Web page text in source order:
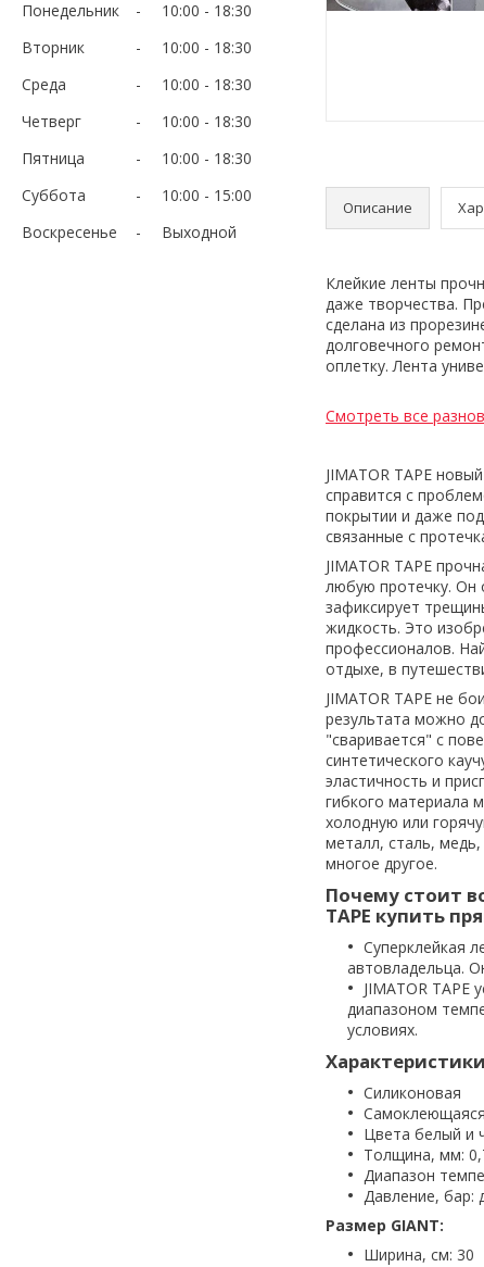
Понедельник 10:00
18:30
Вторник
10:00
18:30
Среда
10:00
18:30
Четверг
10:00
18:30
Пятница
10:00
18:30
Суббота
10:00
15:00
Воскресенье
Выходной
Описание
Клейкие ленты
даже творчества.
сделана из
долговечного
оплетку. Лента
Смотреть все
JIMATOR TAPE
справится с
покрытии и даже
связанные с
JIMATOR TAPE
любую протечку. Он
зафиксирует
жидкость. Это
профессионалов.
отдыхе, в
JIMATOR TAPE не
результата можно
"сваривается" с
синтетического
эластичность и
гибкого материала
холодную или
металл, сталь,
многое другое.
Почему стоит
TAPE купить
Суперклейкая
автовладельца.
JIMATOR
диапазоном
условиях.
Силиконовая
Самоклеющаяся
Цвета белый и
Толщина, мм:
Диапазон
Давление, бар:
Размер GIANT:
Ширина, см: 30